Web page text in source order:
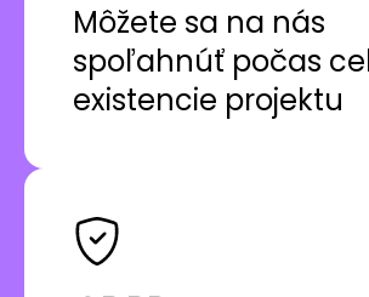
Môžete sa na nás
spoľahnúť počas
existencie projektu